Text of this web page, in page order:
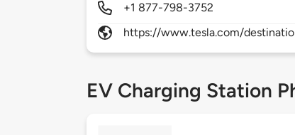
+1 877-798-3752
https://www.tesla.com/
EV Charging Station